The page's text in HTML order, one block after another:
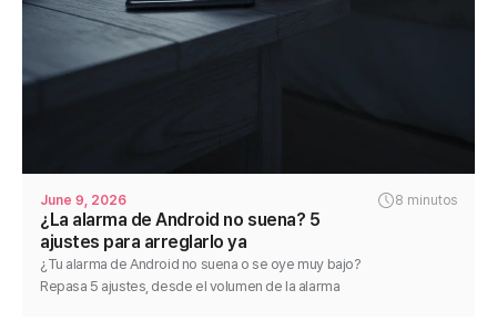
June 9, 2026 8 minutos
¿La alarma de Android no suena? 5
ajustes para arreglarlo ya
¿Tu alarma de Android no suena o se oye muy bajo?
Repasa 5 ajustes, desde el volumen de la alarma